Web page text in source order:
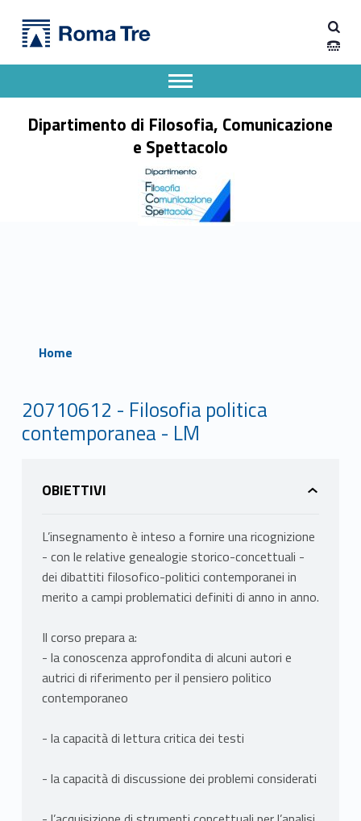
Dipartimento di Filosofia, Comunicazione e Spettacolo
Dipartimento di Filosofia, Comunicazione
e Spettacolo
Apri il menu secondario
Header info sidebar
Home
20710612 - Filosofia politica
contemporanea - LM
OBIETTIVI
L’insegnamento è inteso a fornire una ricognizione
- con le relative genealogie storico-concettuali -
dei dibattiti filosofico-politici contemporanei in
merito a campi problematici definiti di anno in anno.
Il corso prepara a:
- la conoscenza approfondita di alcuni autori e
autrici di riferimento per il pensiero politico
contemporaneo
- la capacità di lettura critica dei testi
- la capacità di discussione dei problemi considerati